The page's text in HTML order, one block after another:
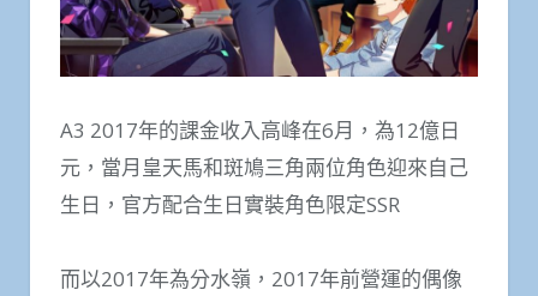
A3 2017年的課金收入高峰在6月，為12億日
元，當月皇天馬和斑鳩三角兩位角色迎來自己
生日，官方配合生日實裝角色限定SSR
而以2017年為分水嶺，2017年前營運的偶像